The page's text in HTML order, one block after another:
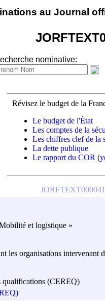
au Journal
nominative:
Révisez le budget de la
Le budget de l'État
Les comptes de la
Les chiffres clef de la
La dette publique
Le rapport du COR (
et logistique »
les organisations
qualifications (CEREQ)